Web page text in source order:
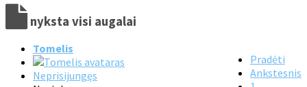
nyksta visi augalai
Pradėti
Ankstesnis
Tomelis
Neprisijungęs